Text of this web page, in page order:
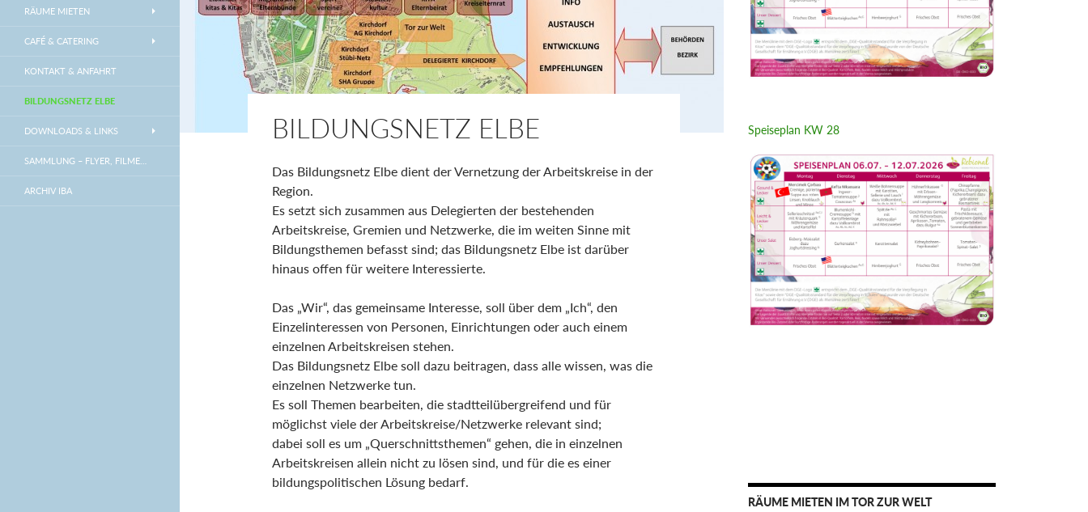
BILDUNGSNETZ ELBE
Das Bildungsnetz Elbe dient der Vernetzung der Arbeitskreise in der
Region.
Es setzt sich zusammen aus Delegierten der bestehenden
Arbeitskreise, Gremien und Netzwerke, die im weiten Sinne mit
Bildungsthemen befasst sind; das Bildungsnetz Elbe ist darüber
hinaus offen für weitere Interessierte.
Das „Wir“, das gemeinsame Interesse, soll über dem „Ich“, den
Einzelinteressen von Personen, Einrichtungen oder auch einem
einzelnen Arbeitskreisen stehen.
Das Bildungsnetz Elbe soll dazu beitragen, dass alle wissen, was die
einzelnen Netzwerke tun.
Es soll Themen bearbeiten, die stadtteilübergreifend und für
möglichst viele der Arbeitskreise/Netzwerke relevant sind;
dabei soll es um „Querschnittsthemen“ gehen, die in einzelnen
Arbeitskreisen allein nicht zu lösen sind, und für die es einer
bildungspolitischen Lösung bedarf.
Speiseplan KW 28
RÄUME MIETEN IM TOR ZUR WELT
RÄUME MIETEN
CAFÉ & CATERING
KONTAKT & ANFAHRT
BILDUNGSNETZ ELBE
DOWNLOADS & LINKS
SAMMLUNG – FLYER, FILME…
ARCHIV IBA